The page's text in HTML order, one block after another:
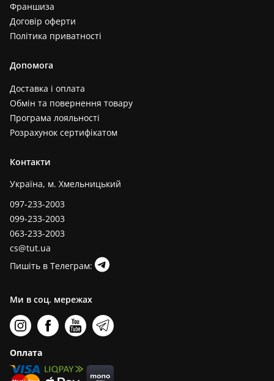
Франшиза
Договір оферти
Політика приватності
Допомога
Доставка і оплата
Обмін та повернення товару
Програма лояльності
Розрахунок сертифікатом
Контакти
Україна, м. Хмельницький
097-233-2003
099-233-2003
063-233-2003
cs@tut.ua
Пишіть в Телеграм:
Ми в соц. мережах
Оплата